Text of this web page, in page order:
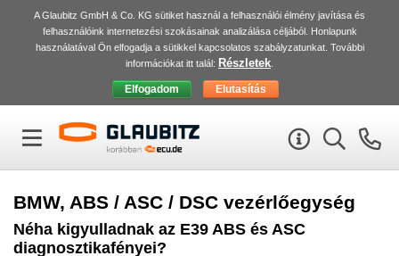
A Glaubitz GmbH & Co. KG sütiket használ a felhasználói élmény javítása és
felhasználóink internetezési szokásainak analizálása céljából. Honlapunk
használatával Ön elfogadja a sütikkel kapcsolatos szabályzatunkat. További
információkat itt talál: Részletek
BMW, ABS / ASC / DSC vezérlőegység
Néha kigyulladnak az E39 ABS és ASC
diagnosztikafényei?